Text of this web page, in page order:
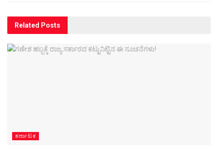
Related Posts
ಕರ್ನಾಟಕ